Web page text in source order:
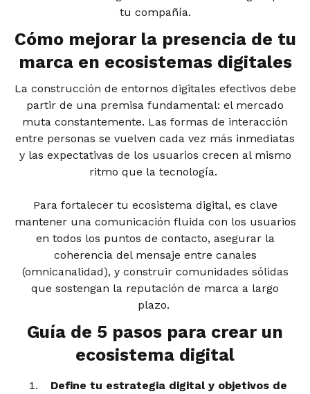
tu compañía.
Cómo mejorar la presencia de tu
marca en ecosistemas digitales
La construcción de entornos digitales efectivos debe
partir de una premisa fundamental: el mercado
muta constantemente. Las formas de interacción
entre personas se vuelven cada vez más inmediatas
y las expectativas de los usuarios crecen al mismo
ritmo que la tecnología.
Para fortalecer tu ecosistema digital, es clave
mantener una comunicación fluida con los usuarios
en todos los puntos de contacto, asegurar la
coherencia del mensaje entre canales
(omnicanalidad), y construir comunidades sólidas
que sostengan la reputación de marca a largo
plazo.
Guía de 5 pasos para crear un
ecosistema digital
Define tu estrategia digital y objetivos de